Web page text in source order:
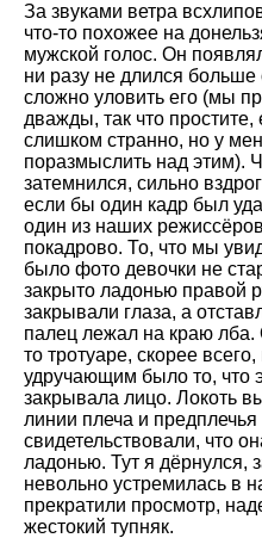
За звуками ветра
что-то похожее на
мужской голос. Он
ни разу не длился больше
сложно уловить его (мы
дважды, так что простите,
слишком странно, но у
поразмыслить над этим).
затемнился, сильно
если бы один кадр был
один из наших
покадрово. То, что мы
было фото девочки не
закрыто ладонью правой
закрывали глаза, а
палец лежал на краю лба.
то тротуаре, скорее
удручающим было то, что
закрывала лицо. Локоть
линии плеча и
свидетельствовали, что
ладонью. Тут я дёрнулся,
невольно устремилась в
прекратили просмотр,
жестокий тупняк.